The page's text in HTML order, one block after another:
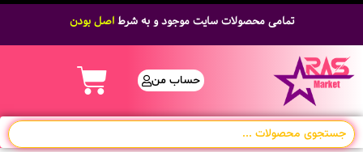
تمامی محصولات سایت موجود و به شرطاصل بودن
حساب من